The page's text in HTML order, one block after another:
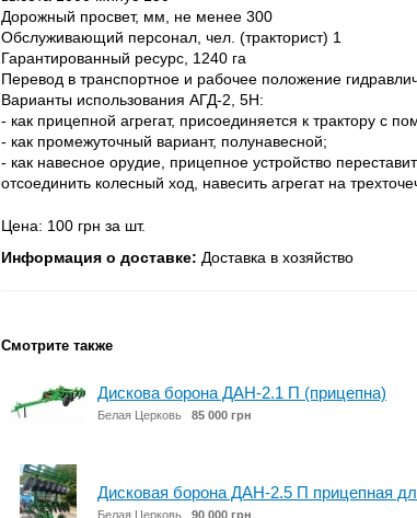
Дорожный просвет, мм, не менее 300
Обслуживающий персонал, чел. (тракторист) 1
Гарантированный ресурс, 1240 га
Перевод в транспортное и рабочее положение
Варианты использования АГД-2, 5Н:
- как прицепной агрегат, присоединяется к трактору с
- как промежуточный вариант, полунавесной;
- как навесное орудие, прицепное устройство
отсоединить колесный ход, навесить агрегат на
Цена: 100 грн за шт.
Информация о доставке: Доставка в хозяйство
Смотрите также
Дискова борона ДАН-2.1 П (прицепна)
Белая Церковь 85 000 грн
Дисковая борона ДАН-2.5 П прицепная
Белая Церковь 90 000 грн